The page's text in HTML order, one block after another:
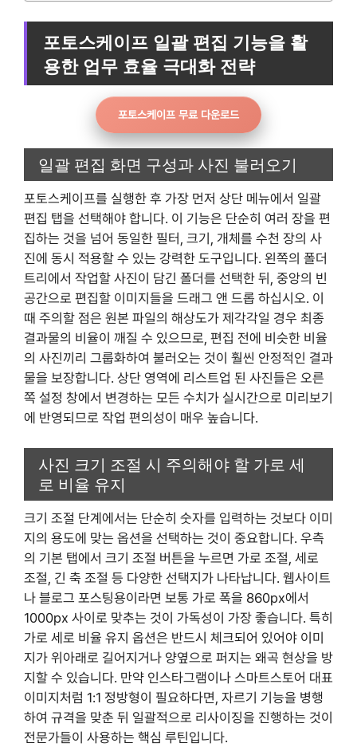
포토스케이프 일괄 편집 기능을 활
용한 업무 효율 극대화 전략
포토스케이프 무료 다운로드
일괄 편집 화면 구성과 사진 불러오기
포토스케이프를 실행한 후 가장 먼저 상단 메뉴에서 일괄
편집 탭을 선택해야 합니다. 이 기능은 단순히 여러 장을 편
집하는 것을 넘어 동일한 필터, 크기, 개체를 수천 장의 사
진에 동시 적용할 수 있는 강력한 도구입니다. 왼쪽의 폴더
트리에서 작업할 사진이 담긴 폴더를 선택한 뒤, 중앙의 빈
공간으로 편집할 이미지들을 드래그 앤 드롭 하십시오. 이
때 주의할 점은 원본 파일의 해상도가 제각각일 경우 최종
결과물의 비율이 깨질 수 있으므로, 편집 전에 비슷한 비율
의 사진끼리 그룹화하여 불러오는 것이 훨씬 안정적인 결과
물을 보장합니다. 상단 영역에 리스트업 된 사진들은 오른
쪽 설정 창에서 변경하는 모든 수치가 실시간으로 미리보기
에 반영되므로 작업 편의성이 매우 높습니다.
사진 크기 조절 시 주의해야 할 가로 세
로 비율 유지
크기 조절 단계에서는 단순히 숫자를 입력하는 것보다 이미
지의 용도에 맞는 옵션을 선택하는 것이 중요합니다. 우측
의 기본 탭에서 크기 조절 버튼을 누르면 가로 조절, 세로
조절, 긴 축 조절 등 다양한 선택지가 나타납니다. 웹사이트
나 블로그 포스팅용이라면 보통 가로 폭을 860px에서
1000px 사이로 맞추는 것이 가독성이 가장 좋습니다. 특히
가로 세로 비율 유지 옵션은 반드시 체크되어 있어야 이미
지가 위아래로 길어지거나 양옆으로 퍼지는 왜곡 현상을 방
지할 수 있습니다. 만약 인스타그램이나 스마트스토어 대표
이미지처럼 1:1 정방형이 필요하다면, 자르기 기능을 병행
하여 규격을 맞춘 뒤 일괄적으로 리사이징을 진행하는 것이
전문가들이 사용하는 핵심 루틴입니다.